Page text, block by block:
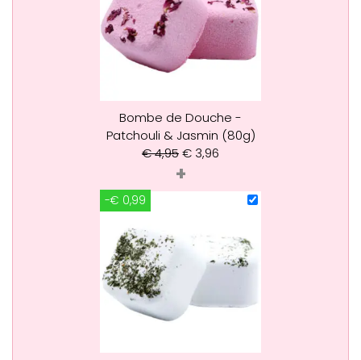
Bombe de Douche -
Patchouli & Jasmin (80g)
€4,95€ 3,96
+
-€ 0,99